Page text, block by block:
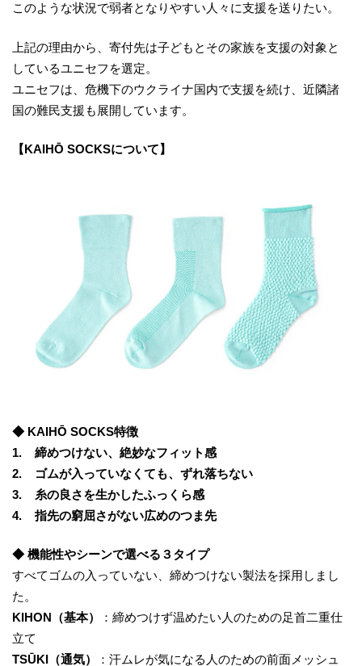
このような状況で弱者となりやすい人々に支援を送りたい。
上記の理由から、寄付先は子どもとその家族を支援の対象と
しているユニセフを選定。
ユニセフは、危機下のウクライナ国内で支援を続け、近隣諸
国の難民支援も展開しています。
【KAIHŌ SOCKSについて】
◆ KAIHŌ SOCKS特徴
1. 締めつけない、絶妙なフィット感
2. ゴムが入っていなくても、ずれ落ちない
3. 糸の良さを生かしたふっくら感
4. 指先の窮屈さがない広めのつま先
◆ 機能性やシーンで選べる３タイプ
すべてゴムの入っていない、締めつけない製法を採用しまし
た。
KIHON（基本）
：締めつけず温めたい人のための足首二重仕
立て
TSŪKI（通気）
：汗ムレが気になる人のための前面メッシュ